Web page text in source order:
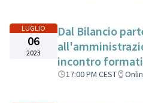
LUGLIO
06
2023
Dal Bilancio
incontro
17:00 PM CEST